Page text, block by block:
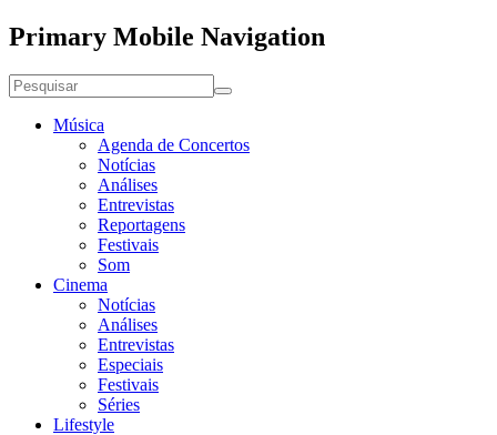
Primary Mobile Navigation
Música
Agenda de Concertos
Notícias
Análises
Entrevistas
Reportagens
Festivais
Som
Cinema
Notícias
Análises
Entrevistas
Especiais
Festivais
Séries
Lifestyle